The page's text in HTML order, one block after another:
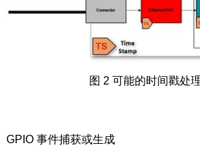
图 2 可能的时间戳处
GPIO 事件捕获或生成